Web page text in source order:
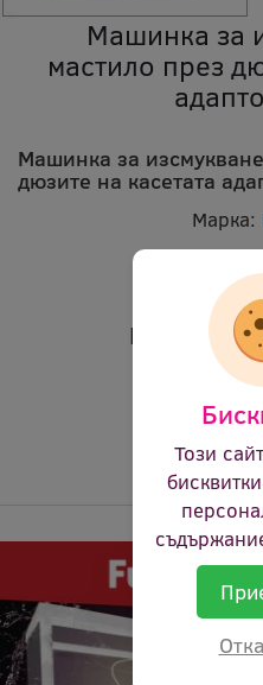
Машинка за
мастило през
Машинка за
дюзите на касетата
Марка:
Код: fa
В
Цена:
Този